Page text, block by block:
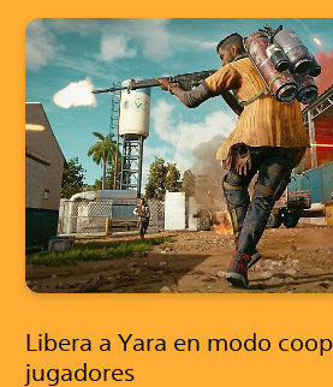
Libera a Yara en modo
jugadores